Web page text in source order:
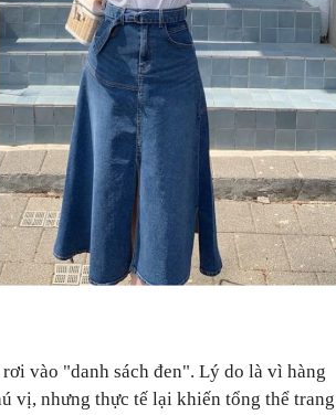
vào "danh sách đen". Lý do là vì hàng
vị, nhưng thực tế lại khiến tổng thể trang